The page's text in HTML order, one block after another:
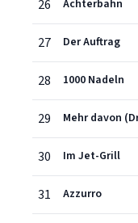
26 Achterbahn
27 Der Auftrag
28 1000 Nadeln
29 Mehr davon
30 Im Jet-Grill
31 Azzurro